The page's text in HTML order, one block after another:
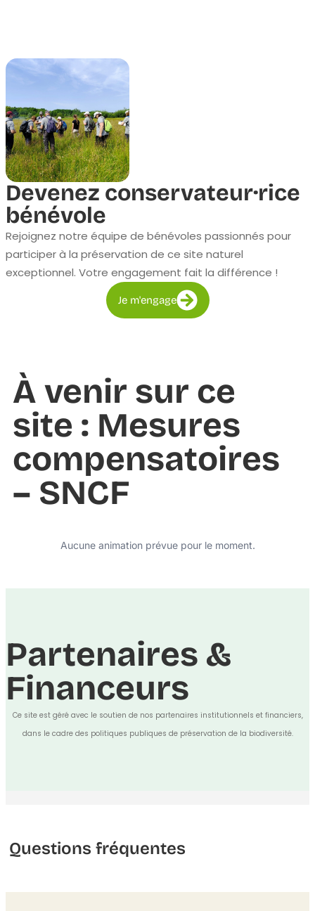
Devenez conservateur·rice
bénévole
Rejoignez notre équipe de bénévoles passionnés pour
participer à la préservation de ce site naturel
exceptionnel. Votre engagement fait la différence !
Je m'engage
À venir sur ce
site : Mesures
compensatoires
– SNCF
Aucune animation prévue pour le moment.
Partenaires &
Financeurs
Ce site est géré avec le soutien de nos partenaires institutionnels et financiers,
dans le cadre des politiques publiques de préservation de la biodiversité.
Questions fréquentes